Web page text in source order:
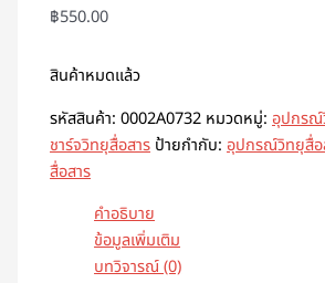
฿550.00
สินค้าหมดแล้ว
รหัสสินค้า:0002A0732 หมวดหมู่:อุปกรณ์
ชาร์จวิทยุสื่อสาร ป้ายกำกับ:อุปกรณ์วิทยุสื่อ
สื่อสาร
คำอธิบาย
ข้อมูลเพิ่มเติม
บทวิจารณ์ (0)